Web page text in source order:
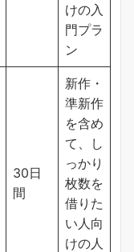
けの入
門プラ
ン
30日
間
新作・
準新作
を含め
て、し
っかり
枚数を
借りた
い人向
けの人